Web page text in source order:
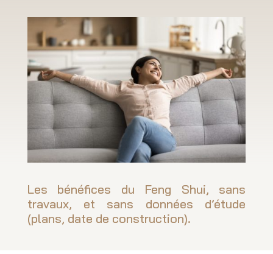
Les bénéfices du Feng Shui, sans
travaux, et sans données d’étude
(plans, date de construction).